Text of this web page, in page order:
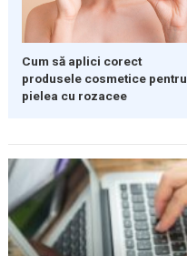
Cum să aplici corect
produsele cosmetice pentru
pielea cu rozacee